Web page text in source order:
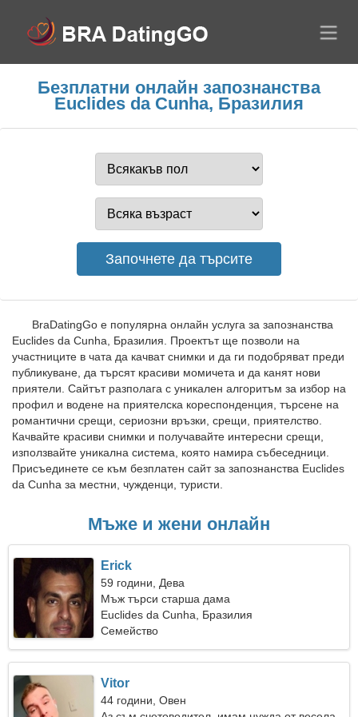
Безплатни онлайн запознанства
Euclides da Cunha, Бразилия
BraDatingGo е популярна онлайн услуга за запознанства
Euclides da Cunha, Бразилия. Проектът ще позволи на
участниците в чата да качват снимки и да ги подобряват преди
публикуване, да търсят красиви момичета и да канят нови
приятели. Сайтът разполага с уникален алгоритъм за избор на
профил и водене на приятелска кореспонденция, търсене на
романтични срещи, сериозни връзки, срещи, приятелство.
Качвайте красиви снимки и получавайте интересни срещи,
използвайте уникална система, която намира събеседници.
Присъединете се към безплатен сайт за запознанства Euclides
da Cunha за местни, чужденци, туристи.
Мъже и жени онлайн
Erick
59 години, Дева
Мъж търси старша дама
Euclides da Cunha, Бразилия
Семейство
Vitor
44 години, Овен